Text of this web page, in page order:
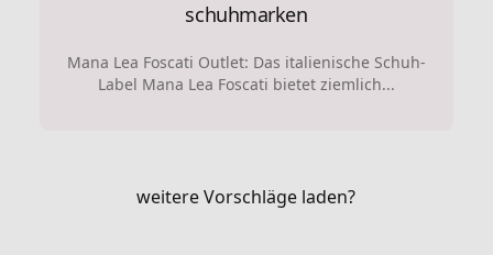
schuhmarken
Mana Lea Foscati Outlet: Das italienische Schuh-
Label Mana Lea Foscati bietet ziemlich...
weitere Vorschläge laden?